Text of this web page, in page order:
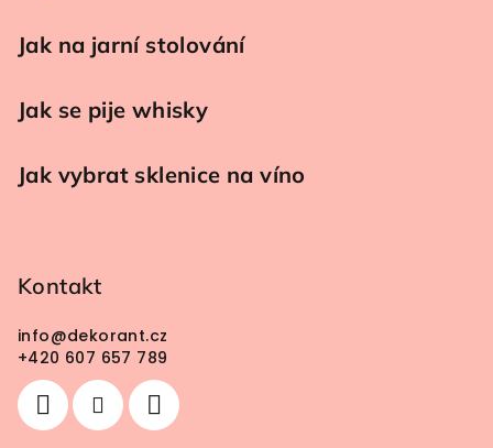
Jak na jarní stolování
Jak se pije whisky
Jak vybrat sklenice na víno
Kontakt
info@dekorant.cz
+420 607 657 789